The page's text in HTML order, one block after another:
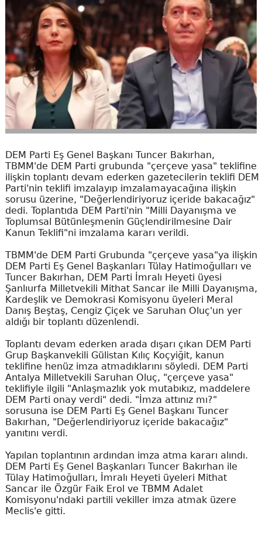
DEM Parti Eş Genel Başkanı Tuncer Bakırhan,
TBMM'de DEM Parti grubunda "çerçeve yasa" teklifine
ilişkin toplantı devam ederken gazetecilerin teklifi DEM
Parti'nin teklifi imzalayıp imzalamayacağına ilişkin
sorusu üzerine, "Değerlendiriyoruz içeride bakacağız"
dedi. Toplantıda DEM Parti'nin "Milli Dayanışma ve
Toplumsal Bütünleşmenin Güçlendirilmesine Dair
Kanun Teklifi"ni imzalama kararı verildi.
TBMM'de DEM Parti Grubunda "çerçeve yasa"ya ilişkin
DEM Parti Eş Genel Başkanları Tülay Hatimoğulları ve
Tuncer Bakırhan, DEM Parti İmralı Heyeti üyesi
Şanlıurfa Milletvekili Mithat Sancar ile Milli Dayanışma,
Kardeşlik ve Demokrasi Komisyonu üyeleri Meral
Danış Beştaş, Cengiz Çiçek ve Saruhan Oluç'un yer
aldığı bir toplantı düzenlendi.
Toplantı devam ederken arada dışarı çıkan DEM Parti
Grup Başkanvekili Gülistan Kılıç Koçyiğit, kanun
teklifine henüz imza atmadıklarını söyledi. DEM Parti
Antalya Milletvekili Saruhan Oluç, "çerçeve yasa"
teklifiyle ilgili "Anlaşmazlık yok mutabıkız, maddelere
DEM Parti onay verdi" dedi. "İmza attınız mı?"
sorusuna ise DEM Parti Eş Genel Başkanı Tuncer
Bakırhan, "Değerlendiriyoruz içeride bakacağız"
yanıtını verdi.
Yapılan toplantının ardından imza atma kararı alındı.
DEM Parti Eş Genel Başkanları Tuncer Bakırhan ile
Tülay Hatimoğulları, İmralı Heyeti üyeleri Mithat
Sancar ile Özgür Faik Erol ve TBMM Adalet
Komisyonu'ndaki partili vekiller imza atmak üzere
Meclis'e gitti.